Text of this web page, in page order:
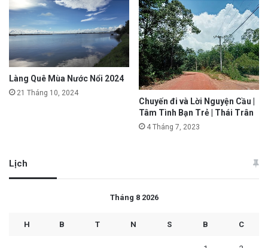
Làng Quê Mùa Nước Nổi 2024
21 Tháng 10, 2024
Chuyến đi và Lời Nguyện Cầu |
Tâm Tình Bạn Trẻ | Thái Trân
4 Tháng 7, 2023
Lịch
Tháng 8 2026
H B T N S B C